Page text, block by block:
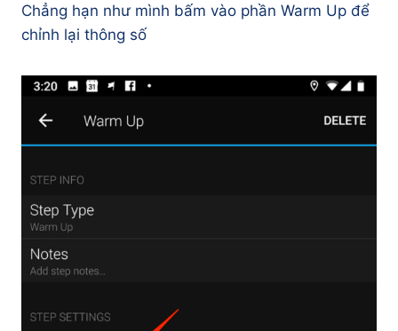
Chẳng hạn như mình bấm vào phần Warm Up để
chỉnh lại thông số